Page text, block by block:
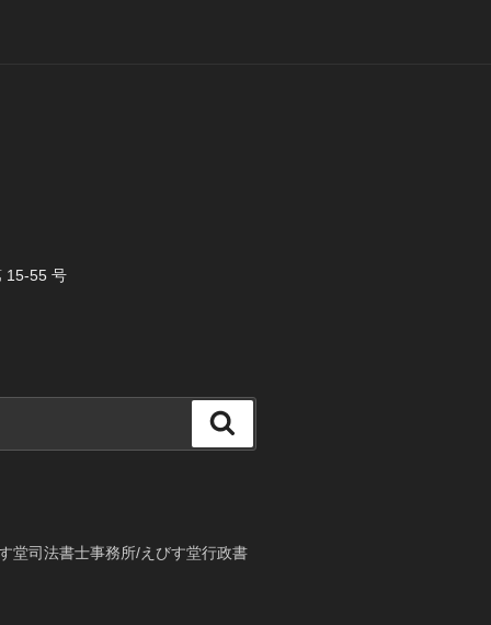
15-55 号
索
堂司法書士事務所/えびす堂行政書